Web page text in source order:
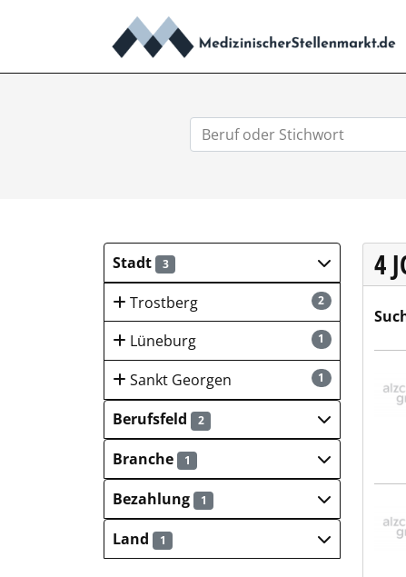
Stadt 3
2
Trostberg
1
Lüneburg
1
Sankt Georgen
Berufsfeld
2
Branche 1
Bezahlung 1
Land 1
4